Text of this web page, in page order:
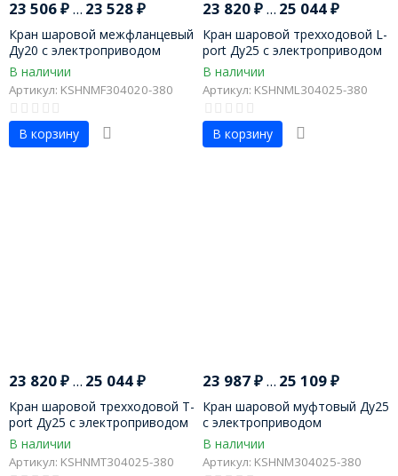
23 506₽... 23 528₽
Кран шаровой межфланцевый
Ду20 с электроприводом
В наличии
Артикул: KSHNMF304020-380
В корзину
23 820₽... 25 044₽
Кран шаровой трехходовой L-
port Ду25 с электроприводом
В наличии
Артикул: KSHNML304025-380
В корзину
23 820₽... 25 044₽
Кран шаровой трехходовой T-
port Ду25 с электроприводом
В наличии
Артикул: KSHNMT304025-380
23 987₽... 25 109₽
Кран шаровой муфтовый Ду25
с электроприводом
В наличии
Артикул: KSHNM304025-380